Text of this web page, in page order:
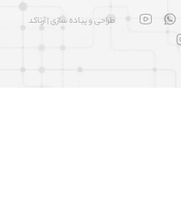
طراحی و پیاده سازی | آرتاکد